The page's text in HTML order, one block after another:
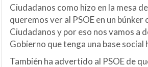
Ciudadanos como hizo en la mesa
queremos ver al PSOE en un búnker
Ciudadanos y por eso nos vamos a
Gobierno que tenga una base social
También ha advertido al PSOE de